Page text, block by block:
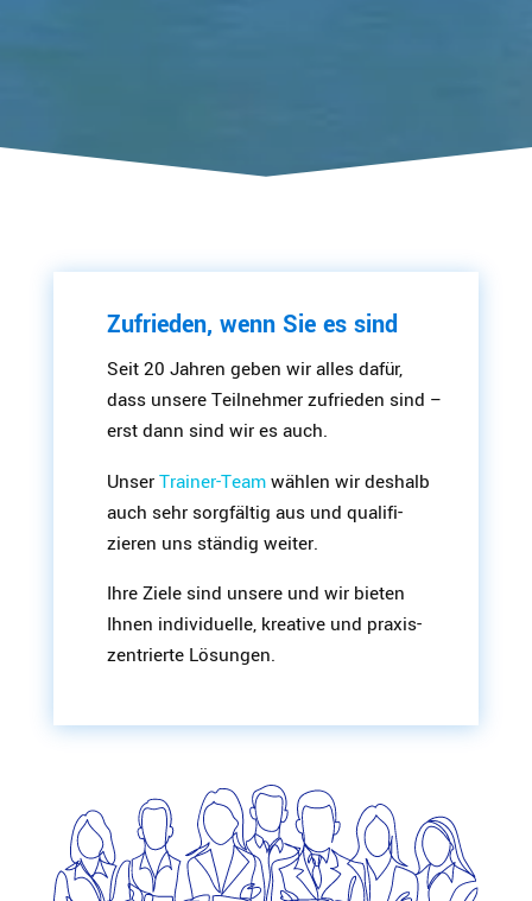
Zufrieden, wenn Sie es sind
Seit 20 Jahren geben wir alles dafür,
dass unsere Teilnehmer zufrieden sind –
erst dann sind wir es auch.
UnserTrainer-Teamwählen wir deshalb
auch sehr sorgfältig aus und quali­fi­
zieren uns ständig weiter.
Ihre Ziele sind unsere und wir bieten
Ihnen indivi­duelle, kreative und praxis­
zen­trierte Lösungen.